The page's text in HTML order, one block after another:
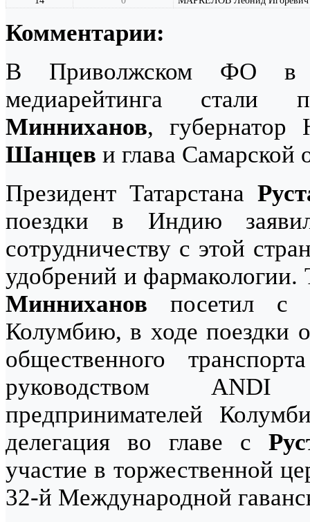
Комментарии:
В Приволжском ФО в
медиарейтинга стали
Минниханов, губернатор
Шанцев и глава Самарской
Президент Татарстана
поездки в Индию
сотрудничеству с этой
удобрений и
Минниханов посетил с
Колумбию, в ходе поездки
общественного
руководством ANDI
предпринимателей
делегация во главе с
участие в торжественной
32-й Международной